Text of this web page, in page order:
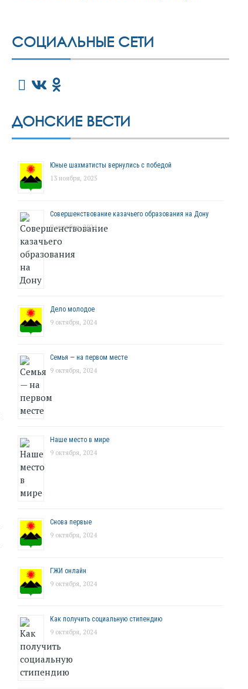
СОЦИАЛЬНЫЕ СЕТИ
ДОНСКИЕ ВЕСТИ
Юные шахматисты вернулись с победой
13 ноября, 2025
Совершенствование казачьего образования на Дону
9 октября, 2024
Дело молодое
9 октября, 2024
Семья — на первом месте
9 октября, 2024
Наше место в мире
9 октября, 2024
Снова первые
9 октября, 2024
ГЖИ онлайн
9 октября, 2024
Как получить социальную стипендию
9 октября, 2024